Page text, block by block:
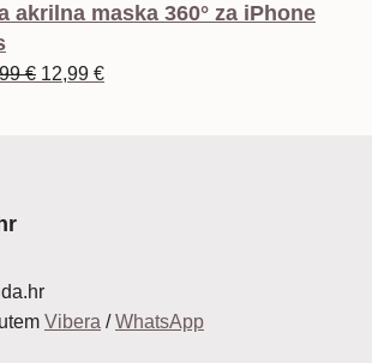
akrilna maska 360° za iPhone
€ Izvorna
12,99 €Trenutna
Vibera /WhatsApp